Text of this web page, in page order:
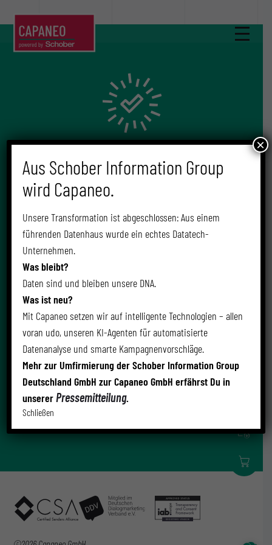
Vielen Dank!
Danke für die Bestätigung!
Dein Capaneo Team
zur Capaneo Website
Aus Schober Information Group
wird Capaneo.
Unsere Transformation ist abgeschlossen: Aus einem
führenden Datenhaus wurde ein echtes Datatech-
Unternehmen.
Was bleibt?
Daten sind und bleiben unsere DNA.
Was ist neu?
Mit Capaneo setzen wir auf intelligente Technologien – allen
voran udo, unseren KI-Agenten für automatisierte
Datenanalyse und smarte Kampagnenvorschläge.
Mehr zur Umfirmierung der Schober Information Group
Deutschland GmbH zur Capaneo GmbH erfährst Du in
unsererPressemitteilung.
Schließen
×